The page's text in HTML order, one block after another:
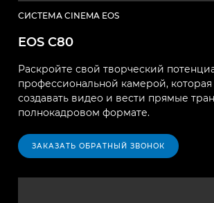
СИСТЕМА CINEMA EOS
EOS C80
Раскройте свой творческий
профессиональной камерой,
создавать видео и вести прямые
полнокадровом формате.
ЗАКАЗАТЬ ОБРАТНЫЙ ЗВОНОК